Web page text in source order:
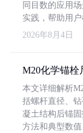
同目数的应用
实践，帮助用
2026年8月4日
M20化学锚栓
本文详细解析
括螺杆直径、
凝土结构后锚
方法和典型数值